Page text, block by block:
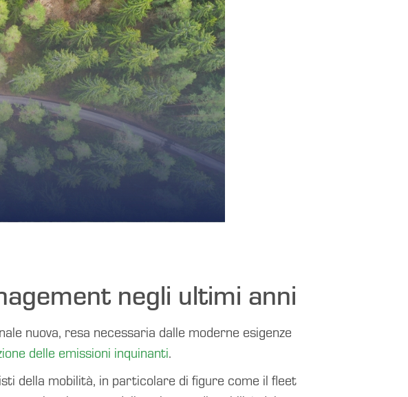
negli ultimi anni
nuova, resa necessaria dalle moderne esigenze
delle emissioni inquinanti.
della mobilità, in particolare di figure come il fleet